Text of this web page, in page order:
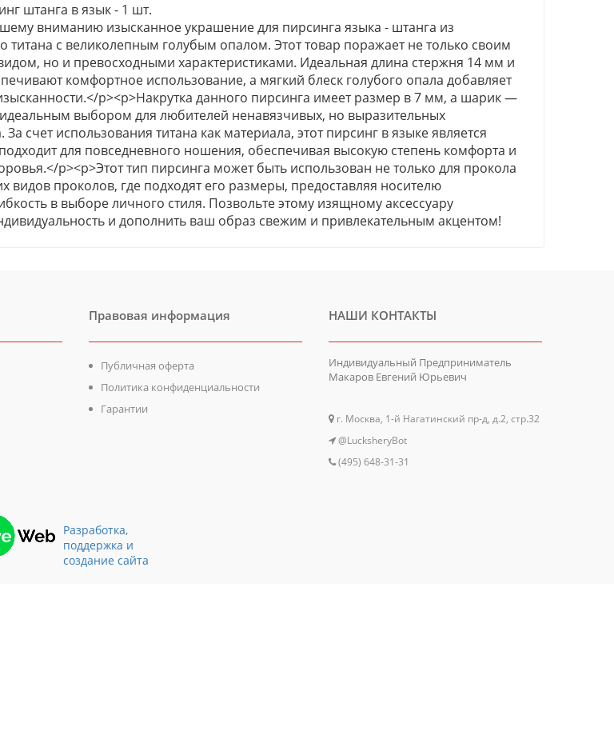
штанга в язык - 1 шт.
вниманию изысканное украшение для пирсинга языка - штанга из
титана с великолепным голубым опалом. Этот товар поражает не только своим
но и превосходными характеристиками. Идеальная длина стержня 14 мм и
комфортное использование, а мягкий блеск голубого опала добавляет
p><p>Накрутка данного пирсинга имеет размер в 7 мм, а шарик —
выбором для любителей ненавязчивых, но выразительных
За счет использования титана как материала, этот пирсинг в языке является
для повседневного ношения, обеспечивая высокую степень комфорта и
p><p>Этот тип пирсинга может быть использован не только для прокола
видов проколов, где подходят его размеры, предоставляя носителю
в выборе личного стиля. Позвольте этому изящному аксессуару
и дополнить ваш образ свежим и привлекательным акцентом!
Правовая информация
Публичная оферта
Политика конфиденциальности
Гарантии
НАШИ КОНТАКТЫ
Индивидуальный Предприниматель
Макаров Евгений Юрьевич
г. Москва, 1-й Нагатинский пр-д, д.2, стр.32
@LucksheryBot
(495) 648-31-31
Разработка,
поддержка и
создание сайта